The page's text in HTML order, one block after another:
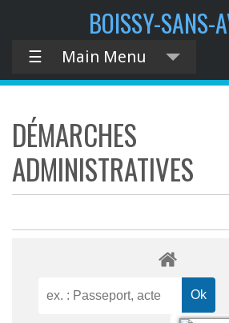
BOISSY-SANS-
☰ Main Menu
DÉMARCHES
ADMINISTRATIVES